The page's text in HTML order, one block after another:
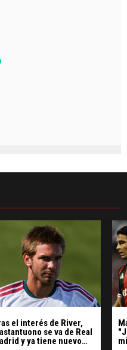
el interés de River,
se va de Real
y ya tiene nuevo